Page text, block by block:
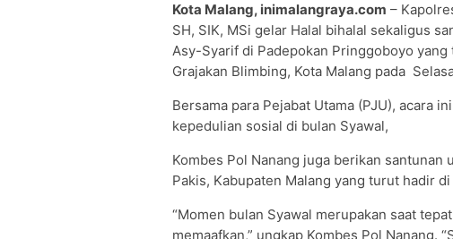
Kota Malang, inimalangraya.com –
SH, SIK, MSi gelar Halal bihalal sekaligus
Asy-Syarif di Padepokan Pringgoboyo
Grajakan Blimbing, Kota Malang pada
Bersama para Pejabat Utama (PJU), acara
kepedulian sosial di bulan Syawal,
Kombes Pol Nanang juga berikan
Pakis, Kabupaten Malang yang turut hadir
“Momen bulan Syawal merupakan saat
memaafkan,” ungkap Kombes Pol Nanang.